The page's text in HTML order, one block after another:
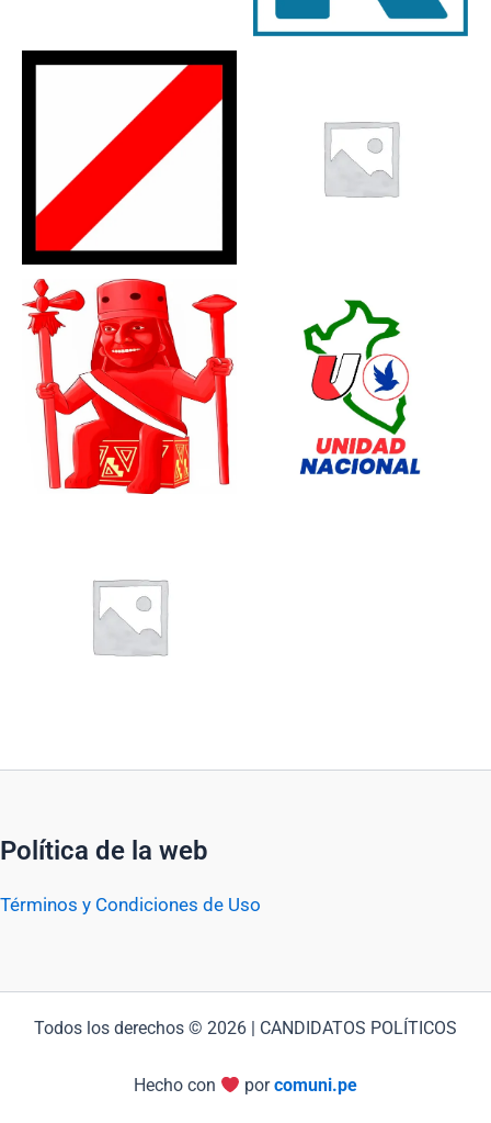
Política de la web
Términos y Condiciones de Uso
Todos los derechos © 2026 | CANDIDATOS POLÍTICOS
Hecho con porcomuni.pe